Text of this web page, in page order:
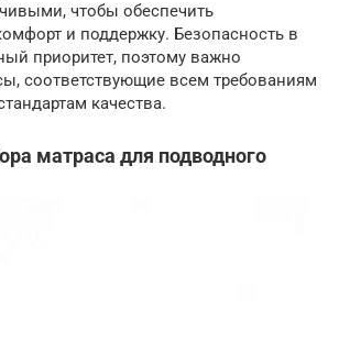
чтобы обеспечить
и поддержку. Безопасность в
приоритет, поэтому важно
соответствующие всем требованиям
качества.
матраса для подводного